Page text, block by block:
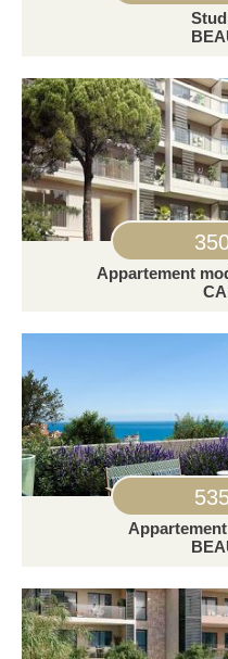
Appartement
Appartement